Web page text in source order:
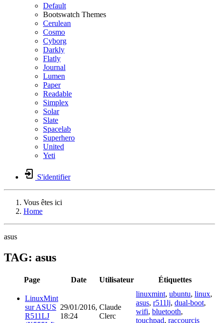
Default
Bootswatch Themes
Cerulean
Cosmo
Cyborg
Darkly
Flatly
Journal
Lumen
Paper
Readable
Simplex
Solar
Slate
Spacelab
Superhero
United
Yeti
S'identifier
Vous êtes ici
Home
asus
TAG: asus
Page Date Utilisateur Étiquettes
LinuxMint
sur ASUS
R511LJ
29/01/2016,
18:24
Claude
Clerc
linuxmint, ubuntu, linux,
asus, r511lj, dual-boot,
wifi, bluetooth,
touchpad, raccourcis